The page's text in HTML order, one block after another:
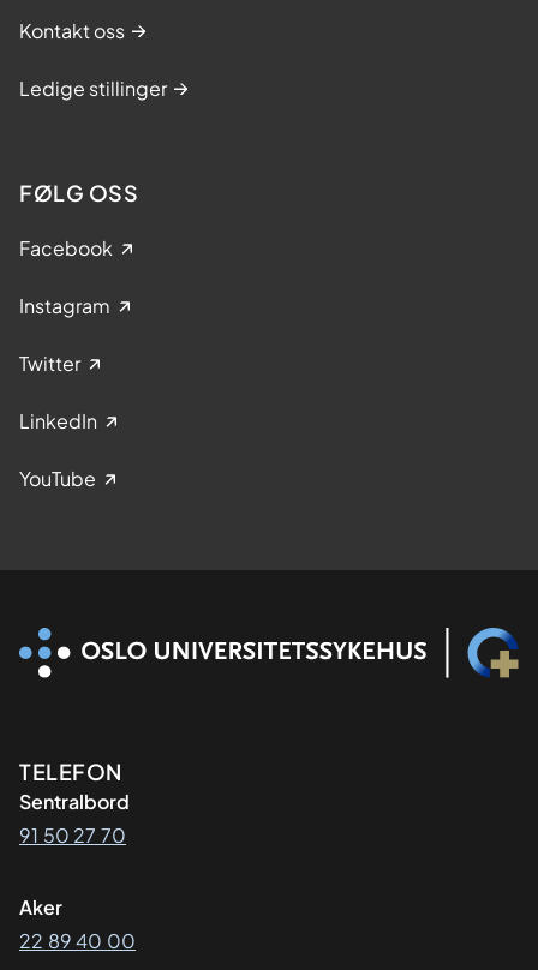
Kontakt oss
Ledige stillinger
FØLG OSS
Facebook
Instagram
Twitter
LinkedIn
YouTube
Kontaktinformasjon
TELEFON
Sentralbord
91 50 27 70
Aker
22 89 40 00